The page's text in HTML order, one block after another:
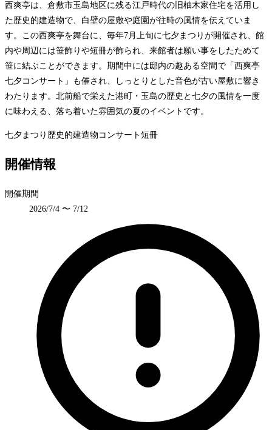
西爽亭は、倉敷市玉島地区に残る江戸時代の旧柚木家住宅を活用し
た歴史的建造物で、白壁の屋敷や庭園が往時の風情を伝えていま
す。この西爽亭を舞台に、毎年7月上旬に七夕まつりが開催され、館
内や周辺には笹飾りや短冊が飾られ、来館者は願い事をしたためて
笹に結ぶことができます。期間中には邸内の趣ある空間で「西爽亭
七夕コンサート」も催され、しっとりとした音色が古い屋敷に響き
わたります。北前船で栄えた港町・玉島の歴史と七夕の風情を一度
に味わえる、落ち着いた雰囲気の夏のイベントです。
七夕まつり 歴史的建造物 コンサート 短冊
開催情報
開催期間
2026/7/4 〜 7/12